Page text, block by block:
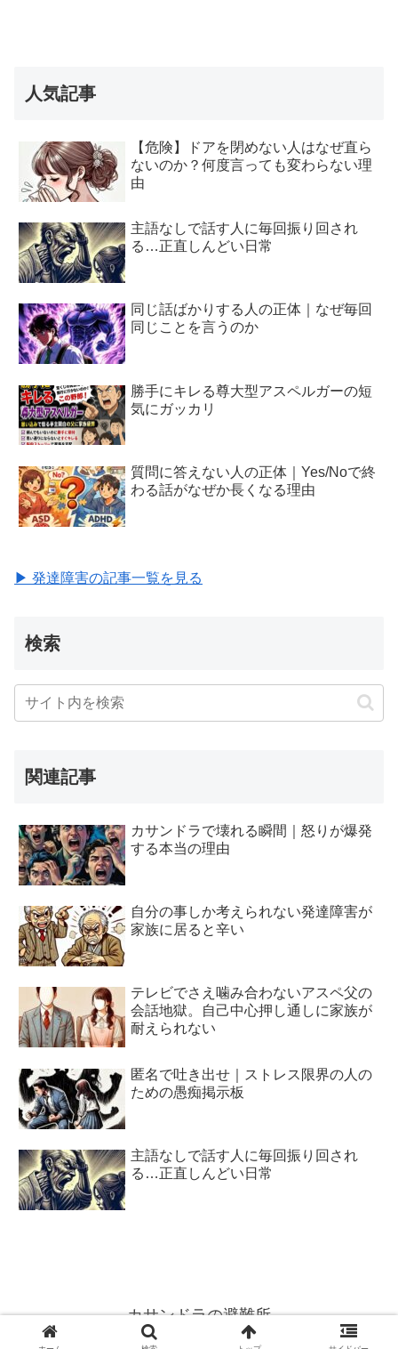
人気記事
【危険】ドアを閉めない人はなぜ直ら
ないのか？何度言っても変わらない理
由
主語なしで話す人に毎回振り回され
る…正直しんどい日常
同じ話ばかりする人の正体｜なぜ毎回
同じことを言うのか
勝手にキレる尊大型アスペルガーの短
気にガッカリ
質問に答えない人の正体｜Yes/Noで終
わる話がなぜか長くなる理由
▶ 発達障害の記事一覧を見る
検索
関連記事
カサンドラで壊れる瞬間｜怒りが爆発
する本当の理由
自分の事しか考えられない発達障害が
家族に居ると辛い
テレビでさえ噛み合わないアスペ父の
会話地獄。自己中心押し通しに家族が
耐えられない
匿名で吐き出せ｜ストレス限界の人の
ための愚痴掲示板
主語なしで話す人に毎回振り回され
る…正直しんどい日常
カサンドラの避難所
© 2015 カサンドラの避難所.